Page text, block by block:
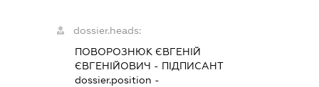
dossier.heads:
ПОВОРОЗНЮК ЄВГЕНІЙ
ЄВГЕНІЙОВИЧ - ПІДПИСАНТ
dossier.position -